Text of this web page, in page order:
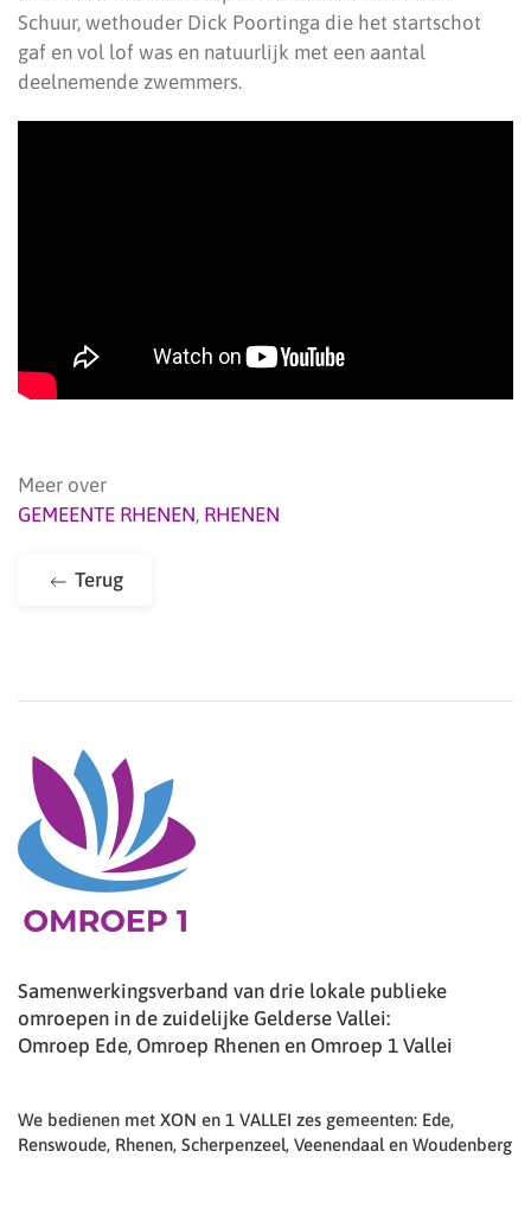
Schuur, wethouder Dick Poortinga die het startschot
gaf en vol lof was en natuurlijk met een aantal
deelnemende zwemmers.
Meer over
GEMEENTE RHENEN, RHENEN
Terug
Samenwerkingsverband van drie lokale publieke
omroepen in de zuidelijke Gelderse Vallei:
Omroep Ede, Omroep Rhenen en Omroep 1 Vallei
We bedienen met XON en 1 VALLEI zes gemeenten: Ede,
Renswoude, Rhenen, Scherpenzeel, Veenendaal en Woudenberg